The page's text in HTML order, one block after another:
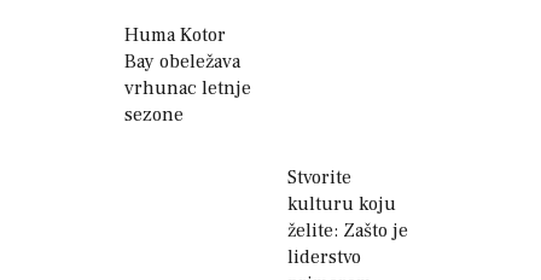
Huma Kotor
Bay obeležava
vrhunac letnje
sezone
Stvorite
kulturu koju
želite: Zašto je
liderstvo